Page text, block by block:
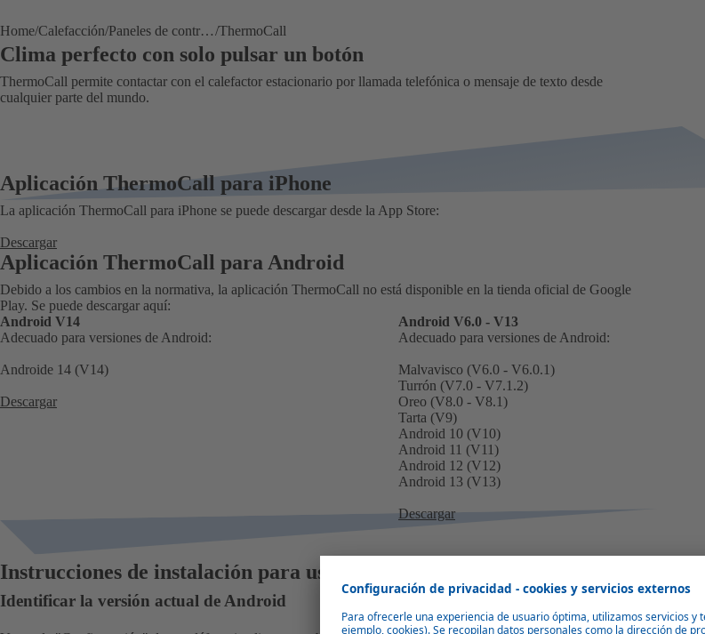
Home Calefacción Paneles de control para calefacciones ThermoCall
Clima perfecto con solo pulsar un botón
ThermoCall permite contactar con el calefactor estacionario por llamada telefónica o mensaje de texto desde
cualquier parte del mundo.
Aplicación ThermoCall para iPhone
La aplicación ThermoCall para iPhone se puede descargar desde la App Store:
Descargar
Aplicación ThermoCall para Android
Debido a los cambios en la normativa, la aplicación ThermoCall no está disponible en la tienda oficial de Google
Play. Se puede descargar aquí:
Android V14
Adecuado para versiones de Android:
Androide 14 (V14)
Descargar
Android V6.0 - V13
Adecuado para versiones de Android:
Malvavisco (V6.0 - V6.0.1)
Turrón (V7.0 - V7.1.2)
Oreo (V8.0 - V8.1)
Tarta (V9)
Android 10 (V10)
Android 11 (V11)
Android 12 (V12)
Android 13 (V13)
Descargar
Instrucciones de instalación para usuarios de Android
Identificar la versión actual de Android